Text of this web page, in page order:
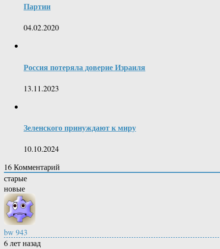
Партии
04.02.2020
Россия потеряла доверие Израиля
13.11.2023
Зеленского принуждают к миру
10.10.2024
16Комментарий
старые
новые
bw 943
6 лет назад